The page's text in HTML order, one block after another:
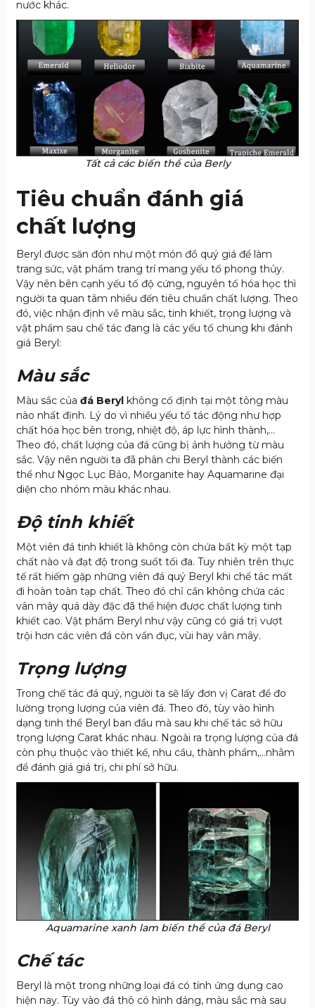
nước khác.
Tất cả các biến thể của Berly
Tiêu chuẩn đánh giá
chất lượng
Beryl được săn đón như một món đồ quý giá để làm
trang sức, vật phẩm trang trí mang yếu tố phong thủy.
Vậy nên bên cạnh yếu tố độ cứng, nguyên tố hóa học thì
người ta quan tâm nhiều đến tiêu chuẩn chất lượng. Theo
đó, việc nhận định về màu sắc, tinh khiết, trọng lượng và
vật phẩm sau chế tác đang là các yếu tố chung khi đánh
giá Beryl:
Màu sắc
Màu sắc của đá Beryl không cố định tại một tông màu
nào nhất định. Lý do vì nhiều yếu tố tác động như hợp
chất hóa học bên trong, nhiệt độ, áp lực hình thành,…
Theo đó, chất lượng của đá cũng bị ảnh hưởng từ màu
sắc. Vậy nên người ta đã phân chi Beryl thành các biến
thể như Ngọc Lục Bảo, Morganite hay Aquamarine đại
diện cho nhóm màu khác nhau.
Độ tinh khiết
Một viên đá tinh khiết là không còn chứa bất kỳ một tạp
chất nào và đạt độ trong suốt tối đa. Tuy nhiên trên thực
tế rất hiếm gặp những viên đá quý Beryl khi chế tác mất
đi hoàn toàn tạp chất. Theo đó chỉ cần không chứa các
vân mây quá dày đặc đã thể hiện được chất lượng tinh
khiết cao. Vật phẩm Beryl như vậy cũng có giá trị vượt
trội hơn các viên đá còn vẩn đục, vùi hay vân mây.
Trọng lượng
Trong chế tác đá quý, người ta sẽ lấy đơn vị Carat để đo
lường trọng lượng của viên đá. Theo đó, tùy vào hình
dạng tinh thể Beryl ban đầu mà sau khi chế tác sở hữu
trọng lượng Carat khác nhau. Ngoài ra trọng lượng của đá
còn phụ thuộc vào thiết kế, nhu cầu, thành phẩm,…nhằm
để đánh giá giá trị, chi phí sở hữu.
Aquamarine xanh lam biến thể của đá Beryl
Chế tác
Beryl là một trong những loại đá có tính ứng dụng cao
hiện nay. Tùy vào đá thô có hình dáng, màu sắc mà sau